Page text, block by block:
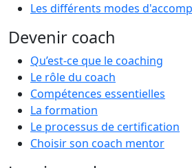
Les différents modes
Devenir coach
Qu’est-ce que le coaching
Le rôle du coach
Compétences essentielles
La formation
Le processus de certification
Choisir son coach mentor